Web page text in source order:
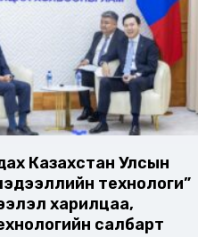
Казахстан Улсын
технологи”
харилцаа,
салбарт